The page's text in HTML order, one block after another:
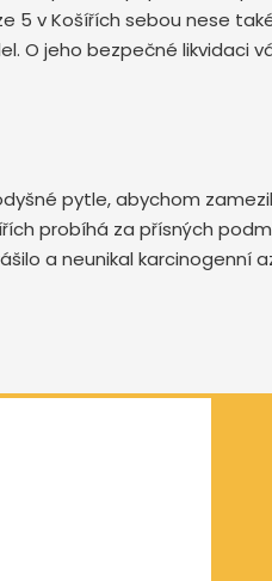
5 v Košířích sebou nese
O jeho bezpečné likvidaci
pytle, abychom
probíhá za přísných
a neunikal karcinogenní